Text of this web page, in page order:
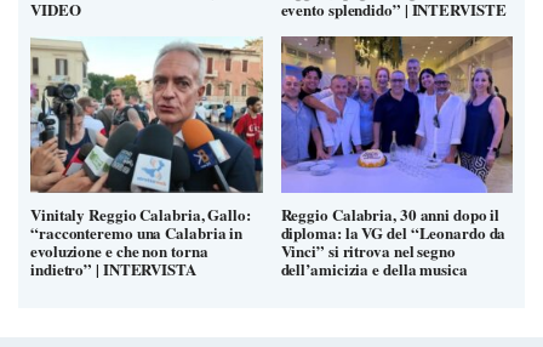
VIDEO evento splendido” | INTERVISTE
Vinitaly Reggio Calabria, Gallo:
“racconteremo una Calabria in
evoluzione e che non torna
indietro” | INTERVISTA
Reggio Calabria, 30 anni dopo il
diploma: la VG del “Leonardo da
Vinci” si ritrova nel segno
dell’amicizia e della musica